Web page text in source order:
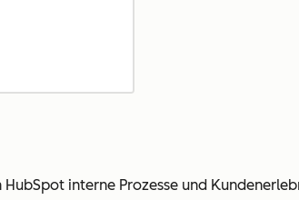
interne Prozesse und